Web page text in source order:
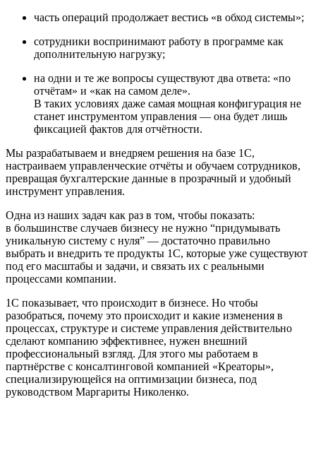
часть операций продолжает вестись «в обход системы»;
сотрудники воспринимают работу в программе как
дополнительную нагрузку;
на одни и те же вопросы существуют два ответа: «по
отчётам» и «как на самом деле».
В таких условиях даже самая мощная конфигурация не
станет инструментом управления — она будет лишь
фиксацией фактов для отчётности.
Мы разрабатываем и внедряем решения на базе 1С,
настраиваем управленческие отчёты и обучаем сотрудников,
превращая бухгалтерские данные в прозрачный и удобный
инструмент управления.
Одна из наших задач как раз в том, чтобы показать:
в большинстве случаев бизнесу не нужно “придумывать
уникальную систему с нуля” — достаточно правильно
выбрать и внедрить те продукты 1С, которые уже существуют
под его масштабы и задачи, и связать их с реальными
процессами компании.
1С показывает, что происходит в бизнесе. Но чтобы
разобраться, почему это происходит и какие изменения в
процессах, структуре и системе управления действительно
сделают компанию эффективнее, нужен внешний
профессиональный взгляд. Для этого мы работаем в
партнёрстве с консалтинговой компанией «Креаторы»,
специализирующейся на оптимизации бизнеса, под
руководством Маргариты Николенко.